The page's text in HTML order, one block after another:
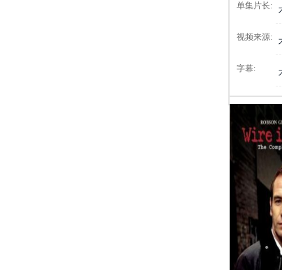
单集片长:
视频来源:
字幕: